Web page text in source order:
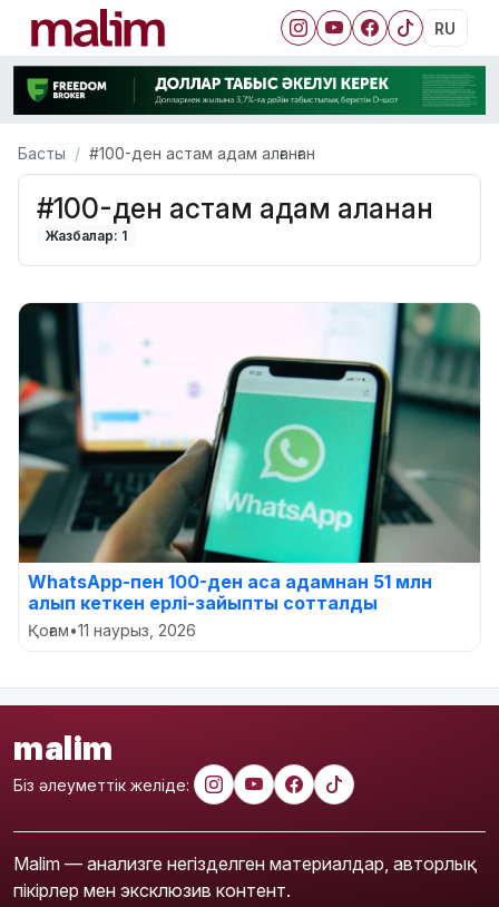
RU
Басты #100-ден астам адам алғанған
#100-ден астам адам алғанған
Жазбалар: 1
WhatsApp-пен 100-ден аса адамнан 51 млн
алып кеткен ерлі-зайыпты сотталды
Қоғам•11 наурыз, 2026
malim
Біз әлеуметтік желіде:
Malim — анализге негізделген материалдар, авторлық
пікірлер мен эксклюзив контент.